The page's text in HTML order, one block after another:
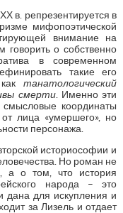
в. репрезентируется в
мифопоэтической
внимание на
о собственно
в современном
такие его
кактанатологический
смерти. Именно эти
координаты
от лица «умершего», но
персонажа.
историософии и
Но роман не
а о том, что история
народа – это
дана для искупления и
за Лизель и отдает